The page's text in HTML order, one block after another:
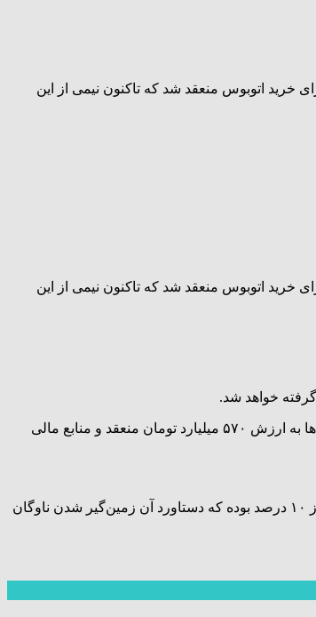
ترافیک شهرداری اهواز گفت: بزرگترین قرارداد تاریخ شهرداری اهواز به ارزش ۸۲۵ میلیارد تومان برای خرید اتوبوس منعقد شد که تاکنون نیمی از این
ترافیک شهرداری اهواز گفت: بزرگترین قرارداد تاریخ شهرداری اهواز به ارزش ۸۲۵ میلیارد تومان برای خرید اتوبوس منعقد شد که تاکنون نیمی از این
خواهد شد.
وی تصریح کرد: ۲۱۴ دستگاه اتوبوس متوقف است که شاید بعضی از این اتوبوس‌ها ۱۰ سال متوقف بوده است، تعیین‌تکلیف و قرارداد بازسازی این اتوبوس‌ها به ارزش ۵۷۰ میلیارد تومان منعقد و منابع مالی
سلیمانی افزود: بیش از ۵۰ درصد قراردادها در حوزه حمل‌ونقل مربوط به توسعه حمل‌ونقل همگانی است در حالی که طی چند سال گذشته این رقم کمتر از ۱۰ درصد بوده که دستاورد آن زمین‌گیر شدن ناوگان